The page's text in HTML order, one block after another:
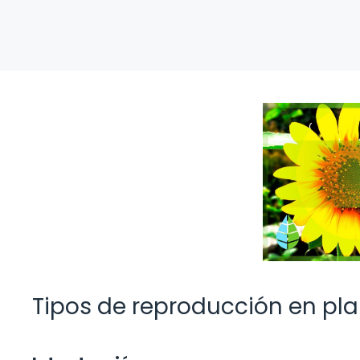
Tipos de reproducción en